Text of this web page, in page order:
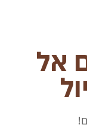
אל